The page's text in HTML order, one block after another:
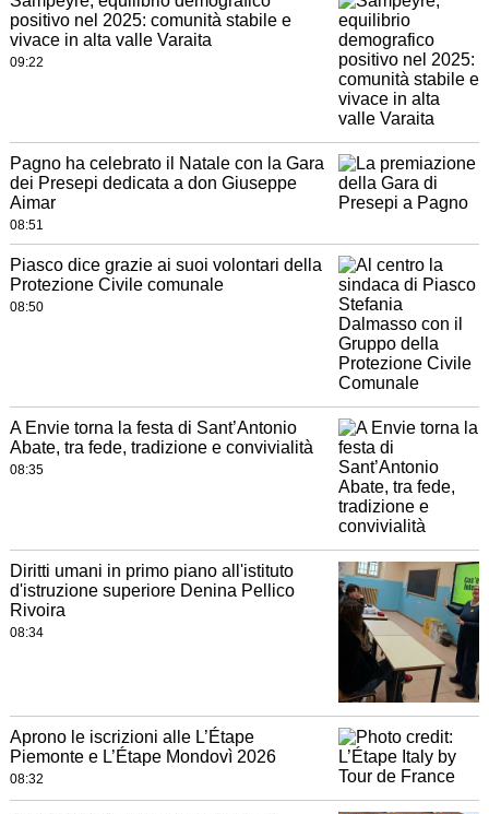
positivo nel 2025: comunità stabile e
vivace in alta valle Varaita
09:22
Pagno ha celebrato il Natale con la Gara
dei Presepi dedicata a don Giuseppe
Aimar
08:51
Piasco dice grazie ai suoi volontari della
Protezione Civile comunale
08:50
A Envie torna la festa di Sant’Antonio
Abate, tra fede, tradizione e convivialità
08:35
Diritti umani in primo piano all'istituto
d'istruzione superiore Denina Pellico
Rivoira
08:34
Aprono le iscrizioni alle L’Étape
Piemonte e L’Étape Mondovì 2026
08:32